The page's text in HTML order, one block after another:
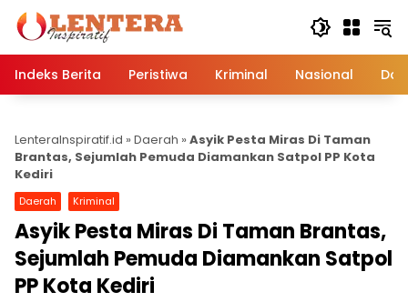
Langsung
konten
Indeks Berita
Peristiwa Kriminal Nasional
LenteraInspiratif.id » Daerah » Asyik Pesta Miras Di Taman
Brantas, Sejumlah Pemuda Diamankan Satpol PP Kota
Kediri
Daerah Kriminal
Asyik Pesta Miras Di Taman Brantas,
Sejumlah Pemuda Diamankan Satpol
PP Kota Kediri